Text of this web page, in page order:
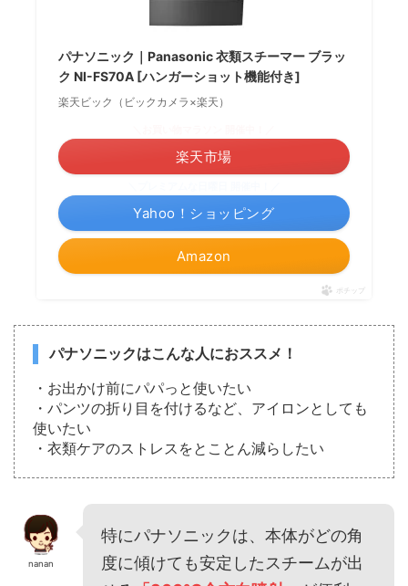
パナソニック｜Panasonic 衣類スチーマー ブラッ
ク NI-FS70A [ハンガーショット機能付き]
楽天ビック（ビックカメラ×楽天）
Amazon
楽天市場
Yahoo！ショッピング
ポチップ
パナソニックはこんな人におススメ！
・お出かけ前にパパっと使いたい
・パンツの折り目を付けるなど、アイロンとしても
使いたい
・衣類ケアのストレスをとことん減らしたい
nanan
特にパナソニックは、本体がどの角
度に傾けても安定したスチームが出